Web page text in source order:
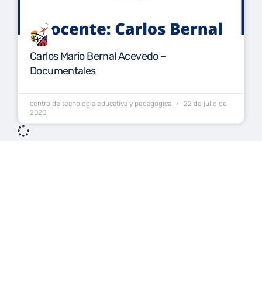
Carlos Mario Bernal Acevedo –
Documentales
centro de tecnologia educativa y pedagogica
22 de julio de
2020